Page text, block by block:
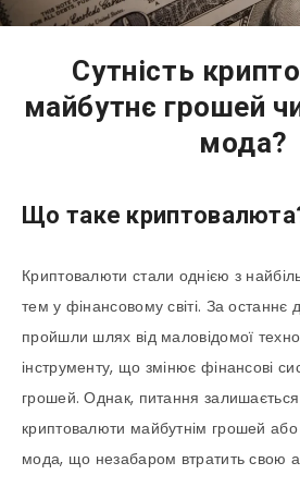
Сутність
майбутнє грошей
мода?
Що таке
Криптовалюти стали однією з
тем у фінансовому світі. За останнє
пройшли шлях від маловідомої
інструменту, що змінює фінансові
грошей. Однак, питання залишається
криптовалюти майбутнім грошей
мода, що незабаром втратить свою